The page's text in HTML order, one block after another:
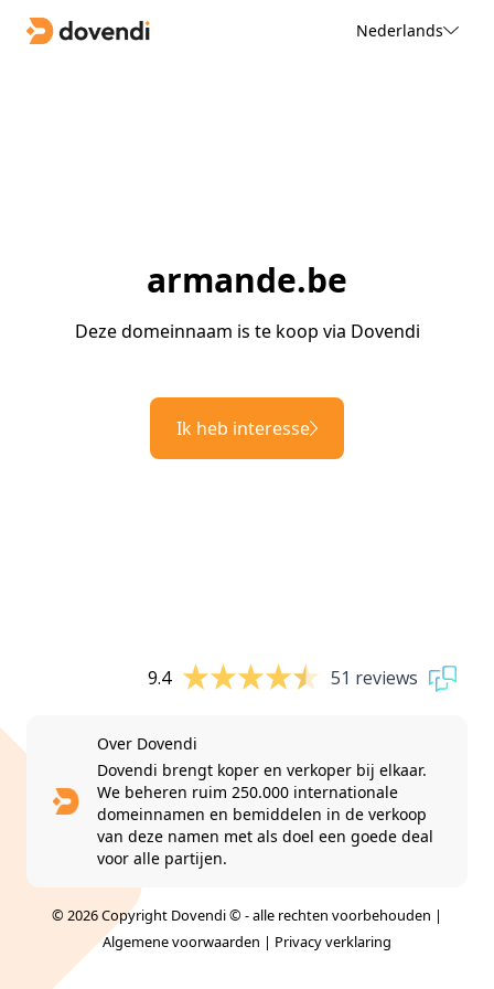
Nederlands
armande.be
Deze domeinnaam is te koop via Dovendi
Ik heb interesse
9.4 51 reviews
Over Dovendi
Dovendi brengt koper en verkoper bij elkaar.
We beheren ruim 250.000 internationale
domeinnamen en bemiddelen in de verkoop
van deze namen met als doel een goede deal
voor alle partijen.
© 2026 Copyright Dovendi © - alle rechten voorbehouden |
Algemene voorwaarden | Privacy verklaring